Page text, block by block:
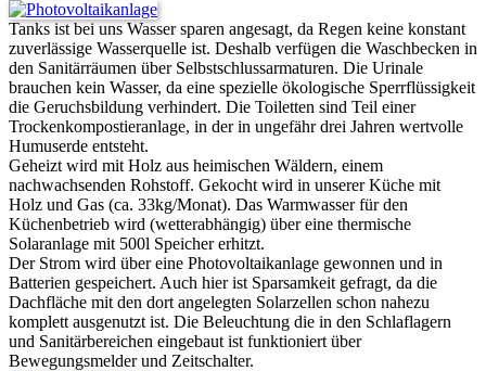
Tanks ist bei uns Wasser sparen angesagt, da Regen keine konstant
zuverlässige Wasserquelle ist. Deshalb verfügen die Waschbecken in
den Sanitärräumen über Selbstschlussarmaturen. Die Urinale
brauchen kein Wasser, da eine spezielle ökologische Sperrflüssigkeit
die Geruchsbildung verhindert. Die Toiletten sind Teil einer
Trockenkompostieranlage, in der in ungefähr drei Jahren wertvolle
Humuserde entsteht.
Geheizt wird mit Holz aus heimischen Wäldern, einem
nachwachsenden Rohstoff. Gekocht wird in unserer Küche mit
Holz und Gas (ca. 33kg/Monat). Das Warmwasser für den
Küchenbetrieb wird (wetterabhängig) über eine thermische
Solaranlage mit 500l Speicher erhitzt.
Der Strom wird über eine Photovoltaikanlage gewonnen und in
Batterien gespeichert. Auch hier ist Sparsamkeit gefragt, da die
Dachfläche mit den dort angelegten Solarzellen schon nahezu
komplett ausgenutzt ist. Die Beleuchtung die in den Schlaflagern
und Sanitärbereichen eingebaut ist funktioniert über
Bewegungsmelder und Zeitschalter.